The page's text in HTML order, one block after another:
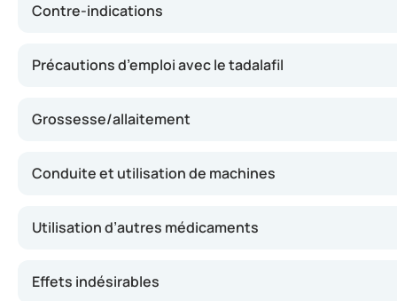
Contre-indications
Précautions d’emploi avec le tadalafil
Grossesse/allaitement
Conduite et utilisation de machines
Utilisation d’autres médicaments
Effets indésirables